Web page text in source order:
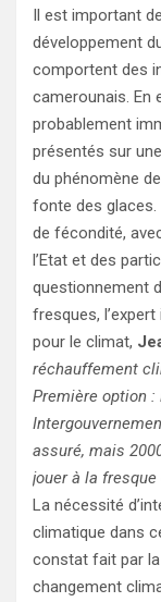
Il est important
développement
comportent des
camerounais. En
probablement
présentés sur
du phénomène
fonte des glaces.
de fécondité,
l’Etat et des
questionnement
fresques,
pour le climat,
réchauffement
Première option :
assuré, mais
jouer à la fresque
La nécessité
climatique dans
constat fait par la
changement